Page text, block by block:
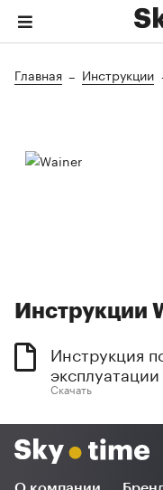
Главная Инструкции
Инструкции
Инструкция
эксплуатации
Скачать